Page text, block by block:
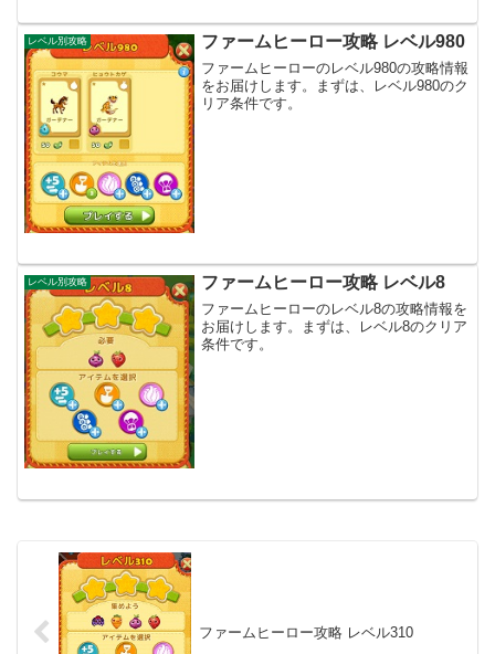
レベル別攻略 ファームヒーロー攻略 レベル980
ファームヒーローのレベル980の攻略情報
をお届けします。まずは、レベル980のク
リア条件です。
レベル別攻略 ファームヒーロー攻略 レベル8
ファームヒーローのレベル8の攻略情報を
お届けします。まずは、レベル8のクリア
条件です。
ファームヒーロー攻略 レベル310